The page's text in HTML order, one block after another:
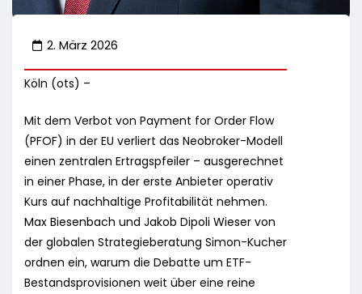
2. März 2026
Köln (ots) –
Mit dem Verbot von Payment for Order Flow
(PFOF) in der EU verliert das Neobroker-Modell
einen zentralen Ertragspfeiler – ausgerechnet
in einer Phase, in der erste Anbieter operativ
Kurs auf nachhaltige Profitabilität nehmen.
Max Biesenbach und Jakob Dipoli Wieser von
der globalen Strategieberatung Simon-Kucher
ordnen ein, warum die Debatte um ETF-
Bestandsprovisionen weit über eine reine